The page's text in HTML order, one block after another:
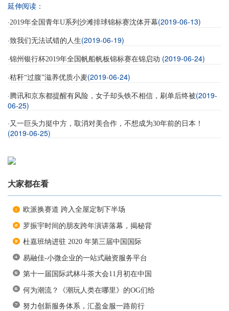
延伸阅读：
·2019年全国青年U系列沙滩排球锦标赛沈体开幕(2019-06-13)
·致我们无法试错的人生(2019-06-19)
·锦州银行杯2019年全国帆船帆板锦标赛在锦启动 (2019-06-24)
·秸秆“过腹”滋养优质小麦(2019-06-24)
·腾讯和京东都提醒有风险，女子却头铁不相信，刷单后终被(2019-
06-25)
· 又一巨头力挺中方，取消对美合作，不想成为30年前的日本！
(2019-06-25)
大家都在看
欧派换赛道 跨入全屋定制下半场
罗振宇时间的朋友跨年演讲落幕，揭秘背
杜嘉班纳进驻 2020 年第三届中国国际
易融佳-小微企业的一站式融资服务平台
第十一届国际武林斗茶大会11月初在中国
何为潮流？《潮玩人类在哪里》的OG们给
努力创新服务体系，汇盈金服一路前行